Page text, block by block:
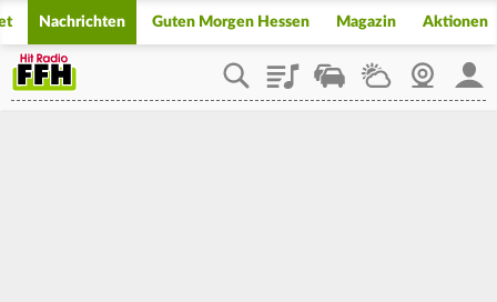
Nachrichten Guten Morgen Hessen Magazin Aktionen
PlaylistStaupilotWetterWebcam